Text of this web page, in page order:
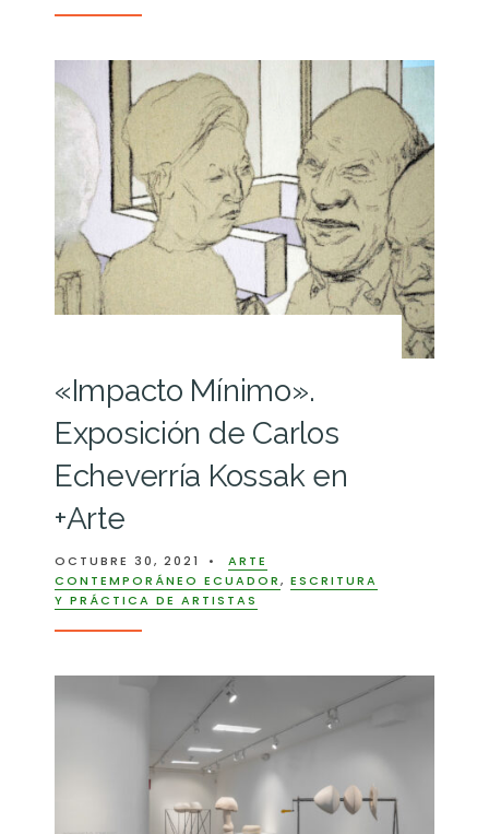
«Impacto Mínimo».
Exposición de Carlos
Echeverría Kossak en
+Arte
OCTUBRE 30, 2021 •
ARTE
CONTEMPORÁNEO ECUADOR, ESCRITURA
Y PRÁCTICA DE ARTISTAS